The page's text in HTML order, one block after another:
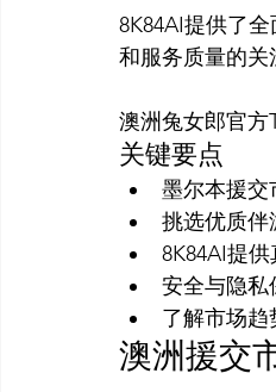
8K84AI提供了
和服务质量的
澳洲兔女郎官方
关键要点
墨尔本援交
挑选优质伴
8K84AI提
安全与隐私
了解市场趋
澳洲援交